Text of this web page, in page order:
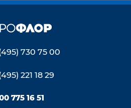
730 75 00
221 18 29
775 16 51